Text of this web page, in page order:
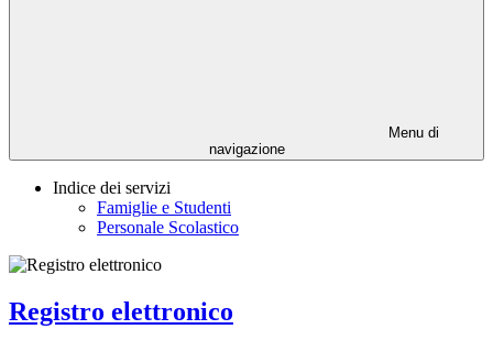
Menu di
navigazione
Indice dei servizi
Famiglie e Studenti
Personale Scolastico
Registro elettronico